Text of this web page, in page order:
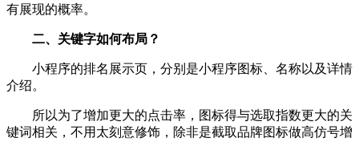
有展现的概率。
二、关键字如何布局？
小程序的排名展示页，分别是小程序图标、名称以及详情
介绍。
所以为了增加更大的点击率，图标得与选取指数更大的关
键词相关，不用太刻意修饰，除非是截取品牌图标做高仿号增